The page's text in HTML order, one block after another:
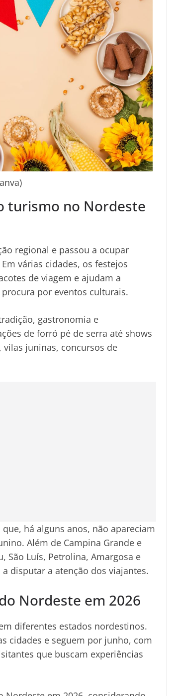
turismo no Nordeste
regional e passou a ocupar
várias cidades, os festejos
de viagem e ajudam a
por eventos culturais.
gastronomia e
de forró pé de serra até shows
juninas, concursos de
há alguns anos, não apareciam
Além de Campina Grande e
São Luís, Petrolina, Amargosa e
disputar a atenção dos viajantes.
Nordeste em 2026
diferentes estados nordestinos.
cidades e seguem por junho, com
que buscam experiências